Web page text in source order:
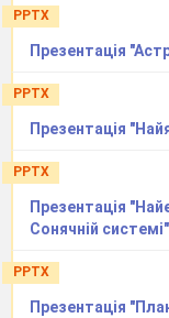
PPTX
Презентація
PPTX
Презентація
PPTX
Презентація
Сонячній системі"
PPTX
Презентація